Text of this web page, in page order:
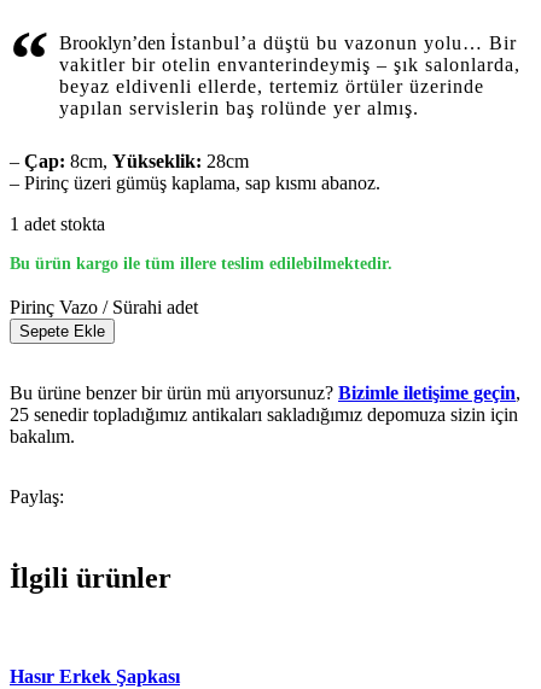
“ Brooklyn’den İstanbul’a düştü bu vazonun yolu… Bir
vakitler bir otelin envanterindeymiş – şık salonlarda,
beyaz eldivenli ellerde, tertemiz örtüler üzerinde
yapılan servislerin baş rolünde yer almış.
– Çap: 8cm, Yükseklik: 28cm
– Pirinç üzeri gümüş kaplama, sap kısmı abanoz.
1 adet stokta
Bu ürün kargo ile tüm illere teslim edilebilmektedir.
Pirinç Vazo / Sürahi adet
Sepete Ekle
Bu ürüne benzer bir ürün mü arıyorsunuz? Bizimle iletişime geçin,
25 senedir topladığımız antikaları sakladığımız depomuza sizin için
bakalım.
Paylaş:
İlgili ürünler
Hasır Erkek Şapkası